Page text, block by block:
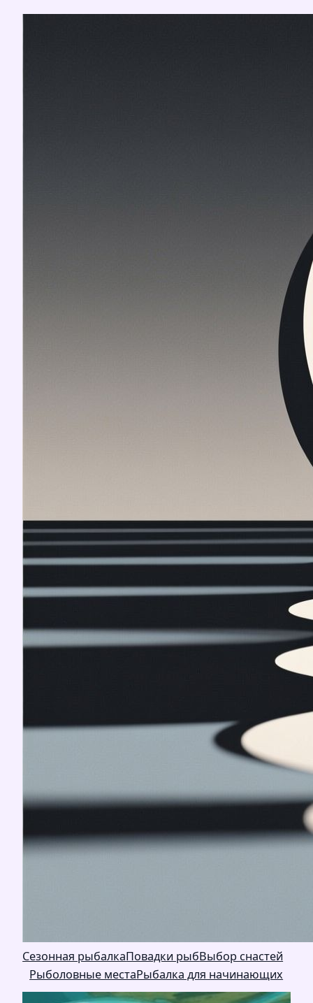
Перейти
Сезонная рыбалкаПовадки рыбВыбор снастей
Рыболовные местаРыбалка для начинающих